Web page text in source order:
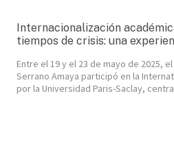
Internacionalización
tiempos de crisis: una
Entre el 19 y el 23 de mayo de 2025,
Serrano Amaya participó en la
por la Universidad Paris-Saclay,